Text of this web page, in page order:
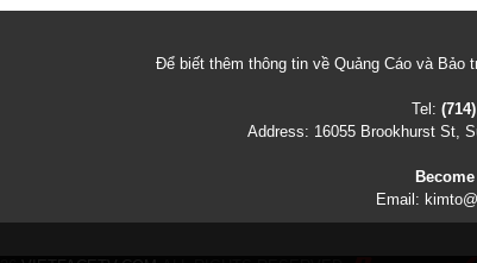
Để biết thêm thông tin về Quảng Cáo và
Tel:
Address: 16055 Brookhurst St,
Email: